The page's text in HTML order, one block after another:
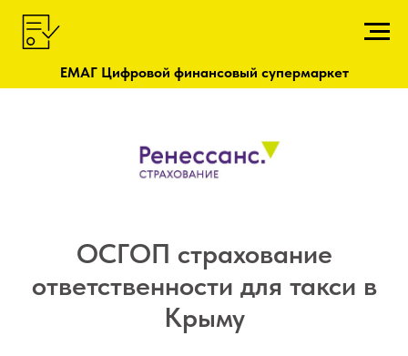
ЕМАГ Цифровой финансовый супермаркет
ОСГОП страхование
ответственности для такси в
Крыму